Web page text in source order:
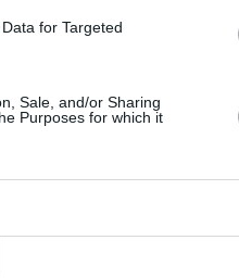
for Targeted
Sale, and/or Sharing
Purposes for which it